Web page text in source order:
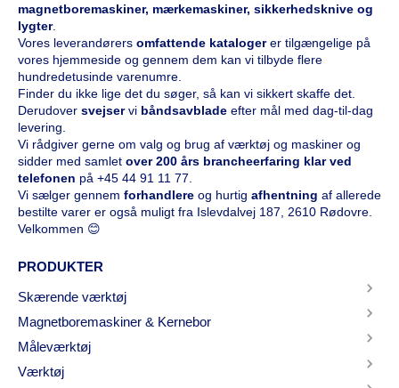
magnetboremaskiner, mærkemaskiner, sikkerhedsknive og
lygter.
Vores leverandørers omfattende katalogerer tilgængelige på
vores hjemmeside og gennem dem kan vi tilbyde flere
hundredetusinde varenumre.
Finder du ikke lige det du søger, så kan vi sikkert skaffe det.
Derudover svejservi båndsavblade efter mål med dag-til-dag
levering.
Vi rådgiver gerne om valg og brug af værktøj og maskiner og
sidder med samlet over 200 års brancheerfaring klar ved
telefonen på +45 44 91 11 77
Vi sælger gennem forhandlere og hurtig afhentning af allerede
bestilte varer er også muligt fra Islevdalvej 187, 2610 Rødovre.
Velkommen 😊
PRODUKTER
Skærende værktøj
Magnetboremaskiner & Kernebor
Måleværktøj
Værktøj